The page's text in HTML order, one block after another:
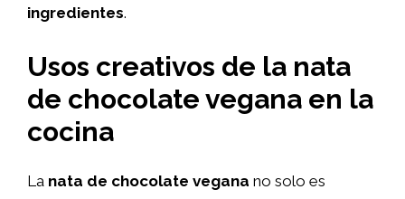
ingredientes.
Usos creativos de la nata
de chocolate vegana en la
cocina
La nata de chocolate vegana no solo es